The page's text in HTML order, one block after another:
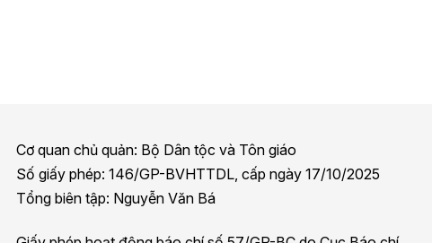
Cơ quan chủ quản: Bộ Dân tộc và Tôn giáo
Số giấy phép: 146/GP-BVHTTDL, cấp ngày 17/10/2025
Tổng biên tập: Nguyễn Văn Bá